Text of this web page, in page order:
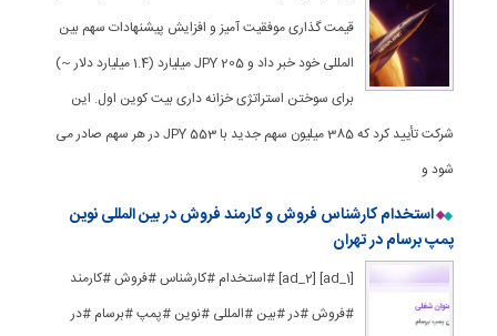
قیمت گذاری موفقیت آمیز و افزایش پیشنهادات سهم بین
المللی خود خبر داد و JPY 205 میلیارد (1.4 میلیارد دلار ~)
برای سوختن استراتژی خزانه داری بیت کوین اول. این
شرکت تأیید کرد که 385 میلیون سهم جدید با JPY 553 در هر سهم صادر می
شود و
استخدام کارشناس فروش و کارمند فروش در بین المللی نوین
پمپ برسام در تهران
[ad_1] [ad_2] #استخدام #کارشناس #فروش #کارمند
#فروش #در #بین #المللی #نوین #پمپ #برسام #در